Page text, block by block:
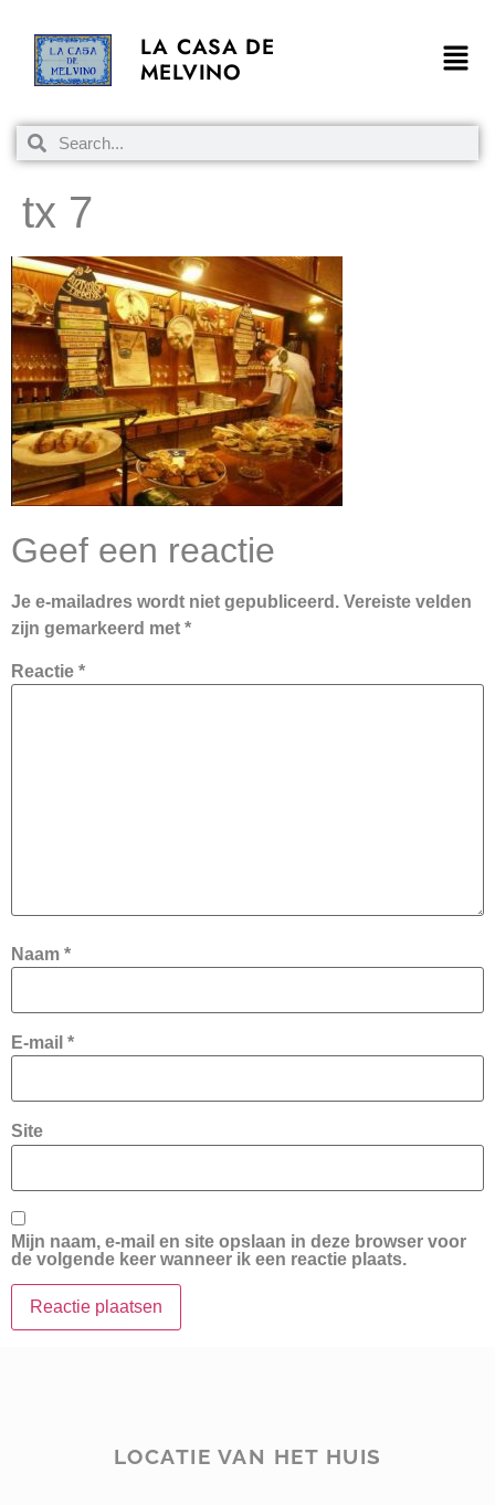
LA CASA DE
MELVINO
tx 7
Geef een reactie
Je e-mailadres wordt niet gepubliceerd. Vereiste velden
zijn gemarkeerd met *
Reactie *
Naam *
E-mail *
Site
Mijn naam, e-mail en site opslaan in deze browser voor
de volgende keer wanneer ik een reactie plaats.
LOCATIE VAN HET HUIS